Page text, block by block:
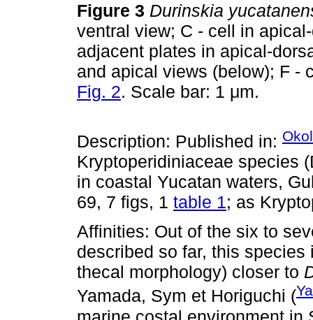
Figure 3 Durinskia
ventral view; C - cell in
adjacent plates in apical-
and apical views (below); F -
Fig. 2. Scale bar: 1 μm.
Description: Published in:
Kryptoperidiniaceae species
in coastal Yucatan waters,
69, 7 figs, 1 table 1; as
Affinities: Out of the six to
described so far, this
thecal morphology) closer to
Yamada, Sym et Horiguchi (